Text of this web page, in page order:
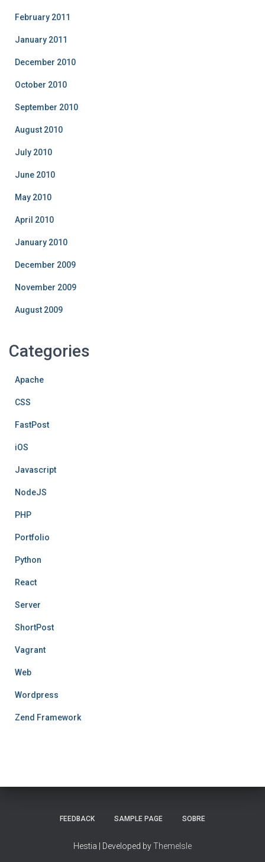
February 2011
January 2011
December 2010
October 2010
September 2010
August 2010
July 2010
June 2010
May 2010
April 2010
January 2010
December 2009
November 2009
August 2009
Categories
Apache
CSS
FastPost
iOS
Javascript
NodeJS
PHP
Portfolio
Python
React
Server
ShortPost
Vagrant
Web
Wordpress
Zend Framework
FEEDBACK SAMPLE PAGE SOBRE
Hestia | Developed byThemeIsle